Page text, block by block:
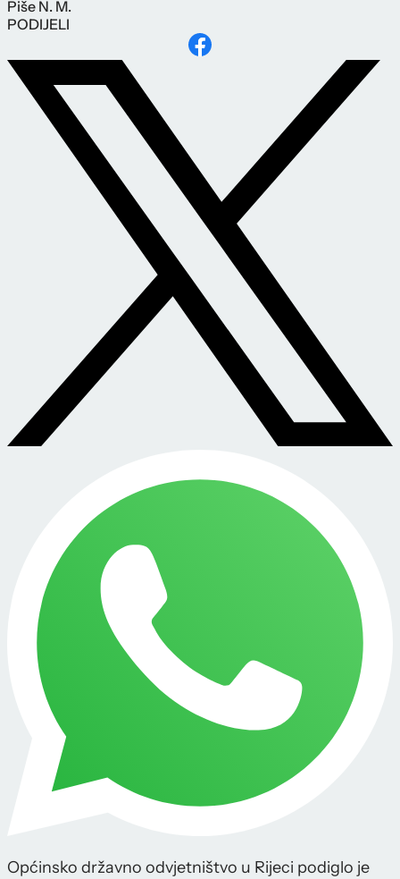
Piše N. M.
PODIJELI
Općinsko državno odvjetništvo u Rijeci podiglo je